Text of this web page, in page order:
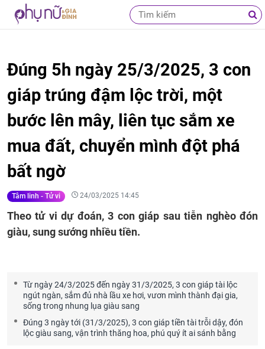
Đúng 5h ngày 25/3/2025, 3 con
giáp trúng đậm lộc trời, một
bước lên mây, liên tục sắm xe
mua đất, chuyển mình đột phá
bất ngờ
Tâm linh - Tử vi 24/03/2025 14:45
Theo tử vi dự đoán, 3 con giáp sau tiễn nghèo đón
giàu, sung sướng nhiều tiền.
Từ ngày 24/3/2025 đến ngày 31/3/2025, 3 con giáp tài lộc
ngút ngàn, sắm đủ nhà lầu xe hơi, vươn mình thành đại gia,
sống trong nhung lụa giàu sang
Đúng 3 ngày tới (31/3/2025), 3 con giáp tiền tài trỗi dậy, đón
lộc giàu sang, vận trình thăng hoa, phú quý ít ai sánh bằng